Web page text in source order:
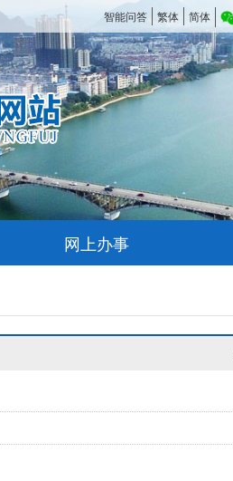
智能问答 繁体 简体
网上办事